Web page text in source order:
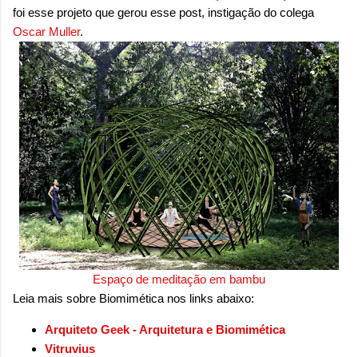
foi esse projeto que gerou esse post, instigação do colega
Oscar Muller.
Espaço de meditação em bambu
Leia mais sobre Biomimética nos links abaixo:
Arquiteto Geek - Arquitetura e Biomimética
Vitruvius